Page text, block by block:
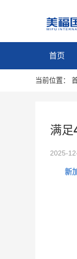
首页
当前位置：
满足
2025-
新